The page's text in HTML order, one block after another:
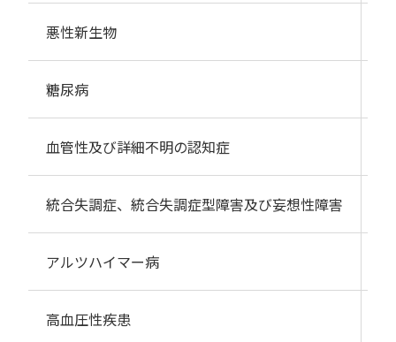
悪性新生物
糖尿病
血管性及び詳細不明の認知症
統合失調症、統合失調症型障害及び妄想性障害
アルツハイマー病
高血圧性疾患